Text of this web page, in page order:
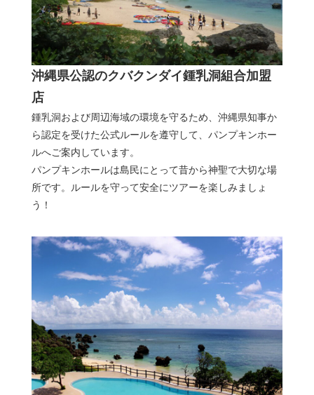
沖縄県公認のクバクンダイ鍾乳洞組合加盟
店
鍾乳洞および周辺海域の環境を守るため、沖縄県知事か
ら認定を受けた公式ルールを遵守して、パンプキンホー
ルへご案内しています。
パンプキンホールは島民にとって昔から神聖で大切な場
所です。ルールを守って安全にツアーを楽しみましょ
う！